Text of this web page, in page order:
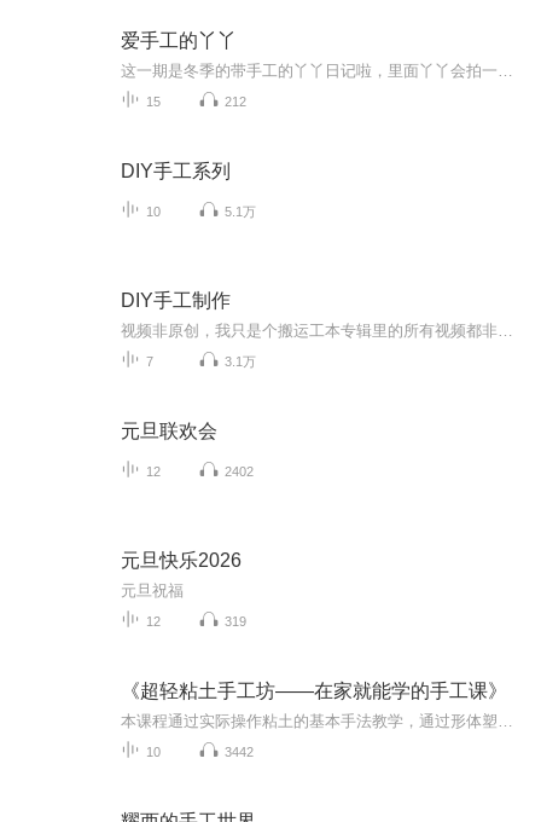
爱手工的丫丫
15 212
DIY手工系列
10 5.1万
DIY手工制作
7 3.1万
元旦联欢会
12 2402
元旦快乐2026
元旦祝福
12 319
《超轻粘土手工坊——在家就能学的手工课》
10 3442